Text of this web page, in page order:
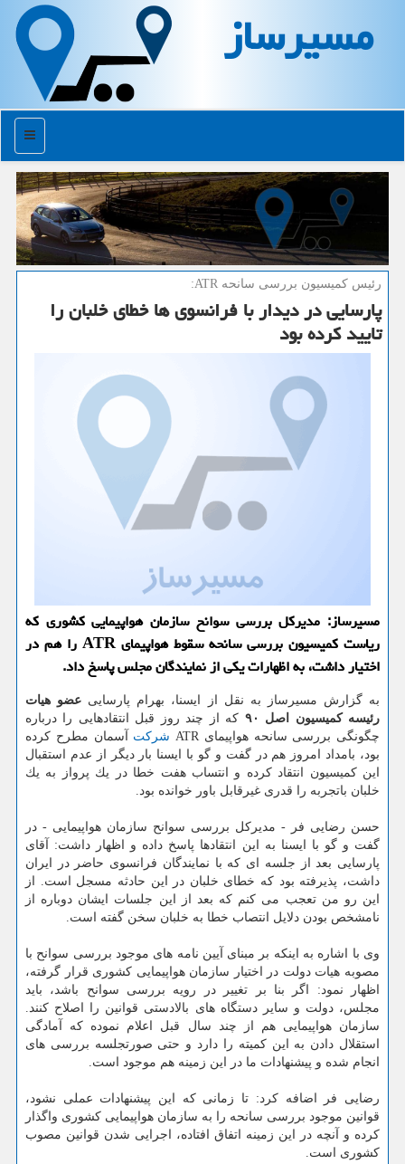
مسیرساز
منو
رئیس كمیسیون بررسی سانحه ATR:
پارسایی در دیدار با فرانسوی ها خطای خلبان را
تایید كرده بود
مسیرساز: مدیركل بررسی سوانح سازمان هواپیمایی كشوری كه
ریاست كمیسیون بررسی سانحه سقوط هواپیمای ATR را هم در
اختیار داشت، به اظهارات یكی از نمایندگان مجلس پاسخ داد.
به گزارش مسیرساز به نقل از ایسنا، بهرام پارسایی عضو هیات
رئیسه كمیسیون اصل ۹۰
كه از چند روز قبل انتقادهایی را درباره
چگونگی بررسی سانحه هواپیمای ATR
شركت آسمان مطرح كرده
بود، بامداد امروز هم در گفت و گو با ایسنا بار دیگر از عدم استقبال
این كمیسیون انتقاد كرده و انتساب هفت خطا در یك پرواز به یك
خلبان باتجربه را قدری غیرقابل باور خوانده بود.
حسن رضایی فر - مدیركل بررسی سوانح سازمان هواپیمایی - در
گفت و گو با ایسنا به این انتقادها پاسخ داده و اظهار داشت: آقای
پارسایی بعد از جلسه ای كه با نمایندگان فرانسوی حاضر در ایران
داشت، پذیرفته بود كه خطای خلبان در این حادثه مسجل است. از
این رو من تعجب می كنم كه بعد از این جلسات ایشان دوباره از
نامشخص بودن دلایل انتصاب خطا به خلبان سخن گفته است.
وی با اشاره به اینكه بر مبنای آیین نامه های موجود بررسی سوانح با
مصوبه هیات دولت در اختیار سازمان هواپیمایی كشوری قرار گرفته،
اظهار نمود: اگر بنا بر تغییر در رویه بررسی سوانح باشد، باید
مجلس، دولت و سایر دستگاه های بالادستی قوانین را اصلاح كنند.
سازمان هواپیمایی هم از چند سال قبل اعلام نموده كه آمادگی
استقلال دادن به این كمیته را دارد و حتی صورتجلسه بررسی های
انجام شده و پیشنهادات ما در این زمینه هم موجود است.
رضایی فر اضافه كرد: تا زمانی كه این پیشنهادات عملی نشود،
قوانین موجود بررسی سانحه را به سازمان هواپیمایی كشوری واگذار
كرده و آنچه در این زمینه اتفاق افتاده، اجرایی شدن قوانین مصوب
كشوری است.